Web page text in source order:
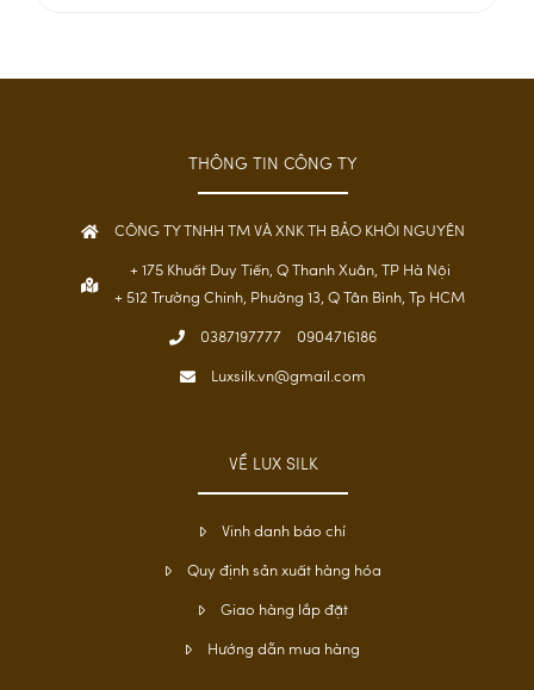
THÔNG TIN CÔNG TY
CÔNG TY TNHH TM VÀ XNK TH BẢO KHÔI NGUYÊN
+ 175 Khuất Duy Tiến, Q Thanh Xuân, TP Hà Nội
+ 512 Trường Chinh, Phường 13, Q Tân Bình, Tp HCM
0387197777 0904716186
Luxsilk.vn@gmail.com
VỀ LUX SILK
Vinh danh báo chí
Quy định sản xuất hàng hóa
Giao hàng lắp đặt
Hướng dẫn mua hàng